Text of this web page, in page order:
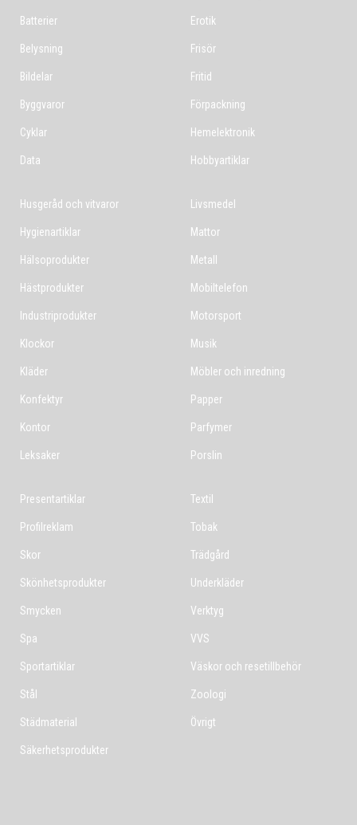
Batterier
Belysning
Bildelar
Byggvaror
Cyklar
Data
Erotik
Frisör
Fritid
Förpackning
Hemelektronik
Hobbyartiklar
Husgeråd och vitvaror
Hygienartiklar
Hälsoprodukter
Hästprodukter
Industriprodukter
Klockor
Kläder
Konfektyr
Kontor
Leksaker
Livsmedel
Mattor
Metall
Mobiltelefon
Motorsport
Musik
Möbler och inredning
Papper
Parfymer
Porslin
Presentartiklar
Profilreklam
Skor
Skönhetsprodukter
Smycken
Spa
Sportartiklar
Stål
Städmaterial
Säkerhetsprodukter
Textil
Tobak
Trädgård
Underkläder
Verktyg
VVS
Väskor och resetillbehör
Zoologi
Övrigt